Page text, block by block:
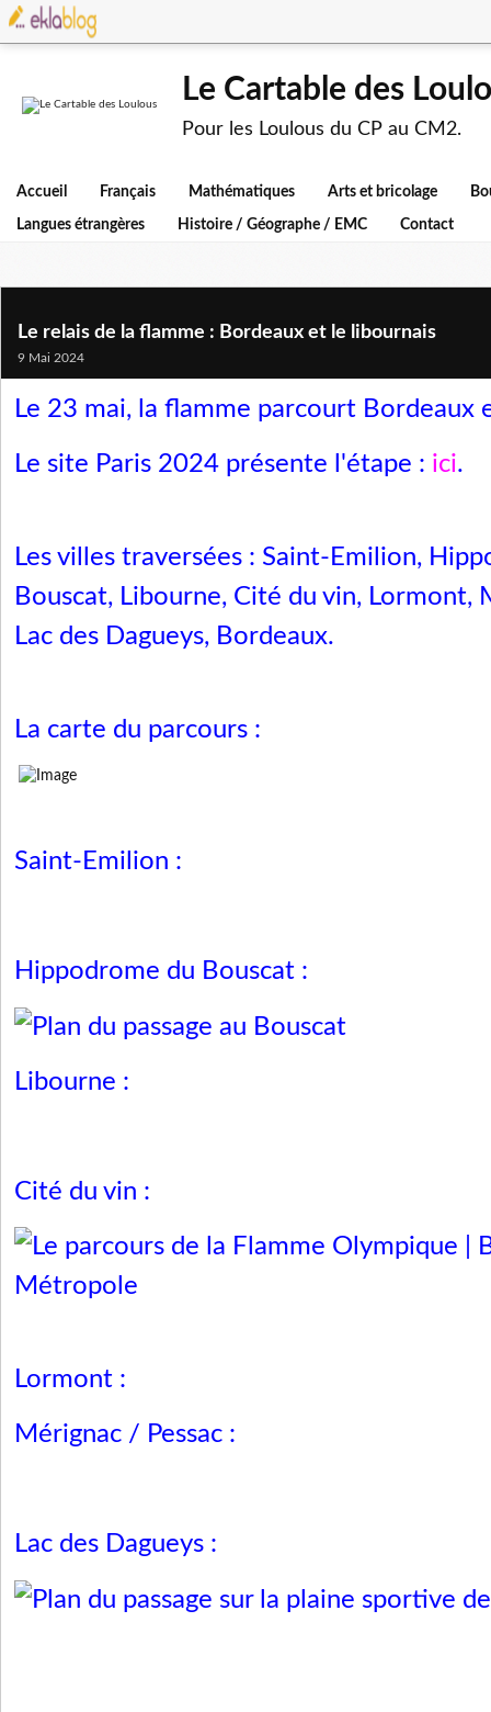
Le Cartable des
Pour les Loulous du CP au CM2.
Accueil Français Mathématiques Arts et bricolage
Langues étrangères Histoire / Géographe / EMC Contact
Le relais de la flamme : Bordeaux et le libournais
9 Mai 2024
Le 23 mai, la flamme parcourt Bordeaux
Le site Paris 2024 présente l'étape : ici.
Les villes traversées : Saint-Emilion,
Bouscat, Libourne, Cité du vin, Lormont,
Lac des Dagueys, Bordeaux.
La carte du parcours :
Saint-Emilion :
Hippodrome du Bouscat :
Libourne :
Cité du vin :
Lormont :
Mérignac / Pessac :
Lac des Dagueys :